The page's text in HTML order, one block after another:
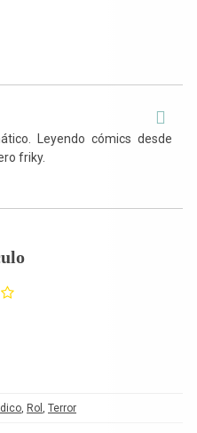
Leyendo cómics desde
friky.
, Rol , Terror